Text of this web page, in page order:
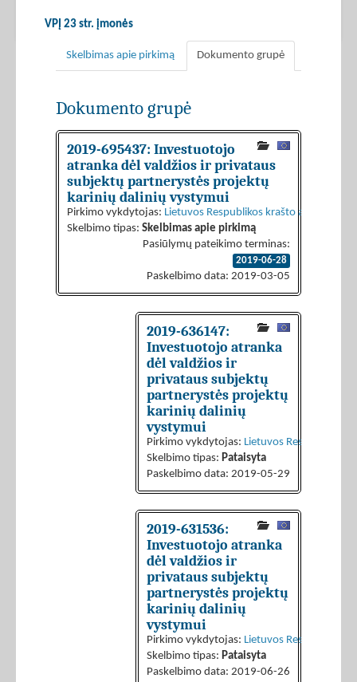
VPĮ 23 str. įmonės
Skelbimas apie pirkimą Dokumento grupė
Dokumento grupė
2019-695437: Investuotojo
atranka dėl valdžios ir privataus
subjektų partnerystės projektų
karinių dalinių vystymui
Pirkimo vykdytojas: Lietuvos Respublikos krašto apsaugos
Skelbimo tipas: Skelbimas apie pirkimą
Pasiūlymų pateikimo terminas:
2019-06-28
Paskelbimo data: 2019-03-05
2019-636147:
Investuotojo atranka
dėl valdžios ir
privataus subjektų
partnerystės projektų
karinių dalinių
vystymui
Pirkimo vykdytojas: Lietuvos Respublikos
Skelbimo tipas: Pataisyta
Paskelbimo data: 2019-05-29
2019-631536:
Investuotojo atranka
dėl valdžios ir
privataus subjektų
partnerystės projektų
karinių dalinių
vystymui
Pirkimo vykdytojas: Lietuvos Respublikos
Skelbimo tipas: Pataisyta
Paskelbimo data: 2019-06-26